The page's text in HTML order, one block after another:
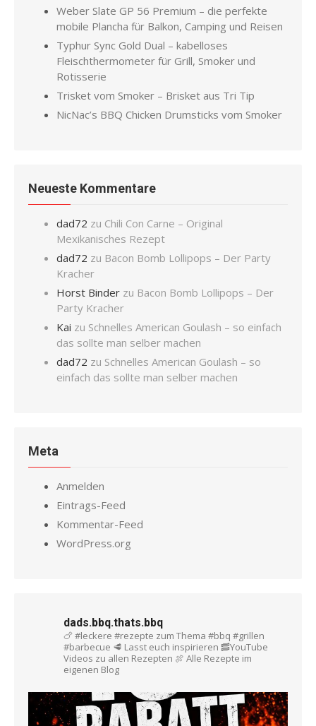
Weber Slate GP 56 Premium – die perfekte
mobile Plancha für Balkon, Camping und Reisen
Typhur Sync Gold Dual – kabelloses
Fleischthermometer für Grill, Smoker und
Rotisserie
Trisket vom Smoker – Brisket aus Tri Tip
NicNac’s BBQ Chicken Drumsticks vom Smoker
Neueste Kommentare
dad72 zu Chili Con Carne – Original
Mexikanisches Rezept
dad72 zu Bacon Bomb Lollipops – Der Party
Kracher
Horst Binder zu Bacon Bomb Lollipops – Der
Party Kracher
Kai zu Schnelles American Goulash – so einfach
das sollte man selber machen
dad72 zu Schnelles American Goulash – so
einfach das sollte man selber machen
Meta
Anmelden
Eintrags-Feed
Kommentar-Feed
WordPress.org
dads.bbq.thats.bbq
🍗 #leckere #rezepte zum Thema #bbq #grillen
#barbecue 🥩 Lasst euch inspirieren 🥓YouTube
Videos zu allen Rezepten 🍖 Alle Rezepte im
eigenen Blog